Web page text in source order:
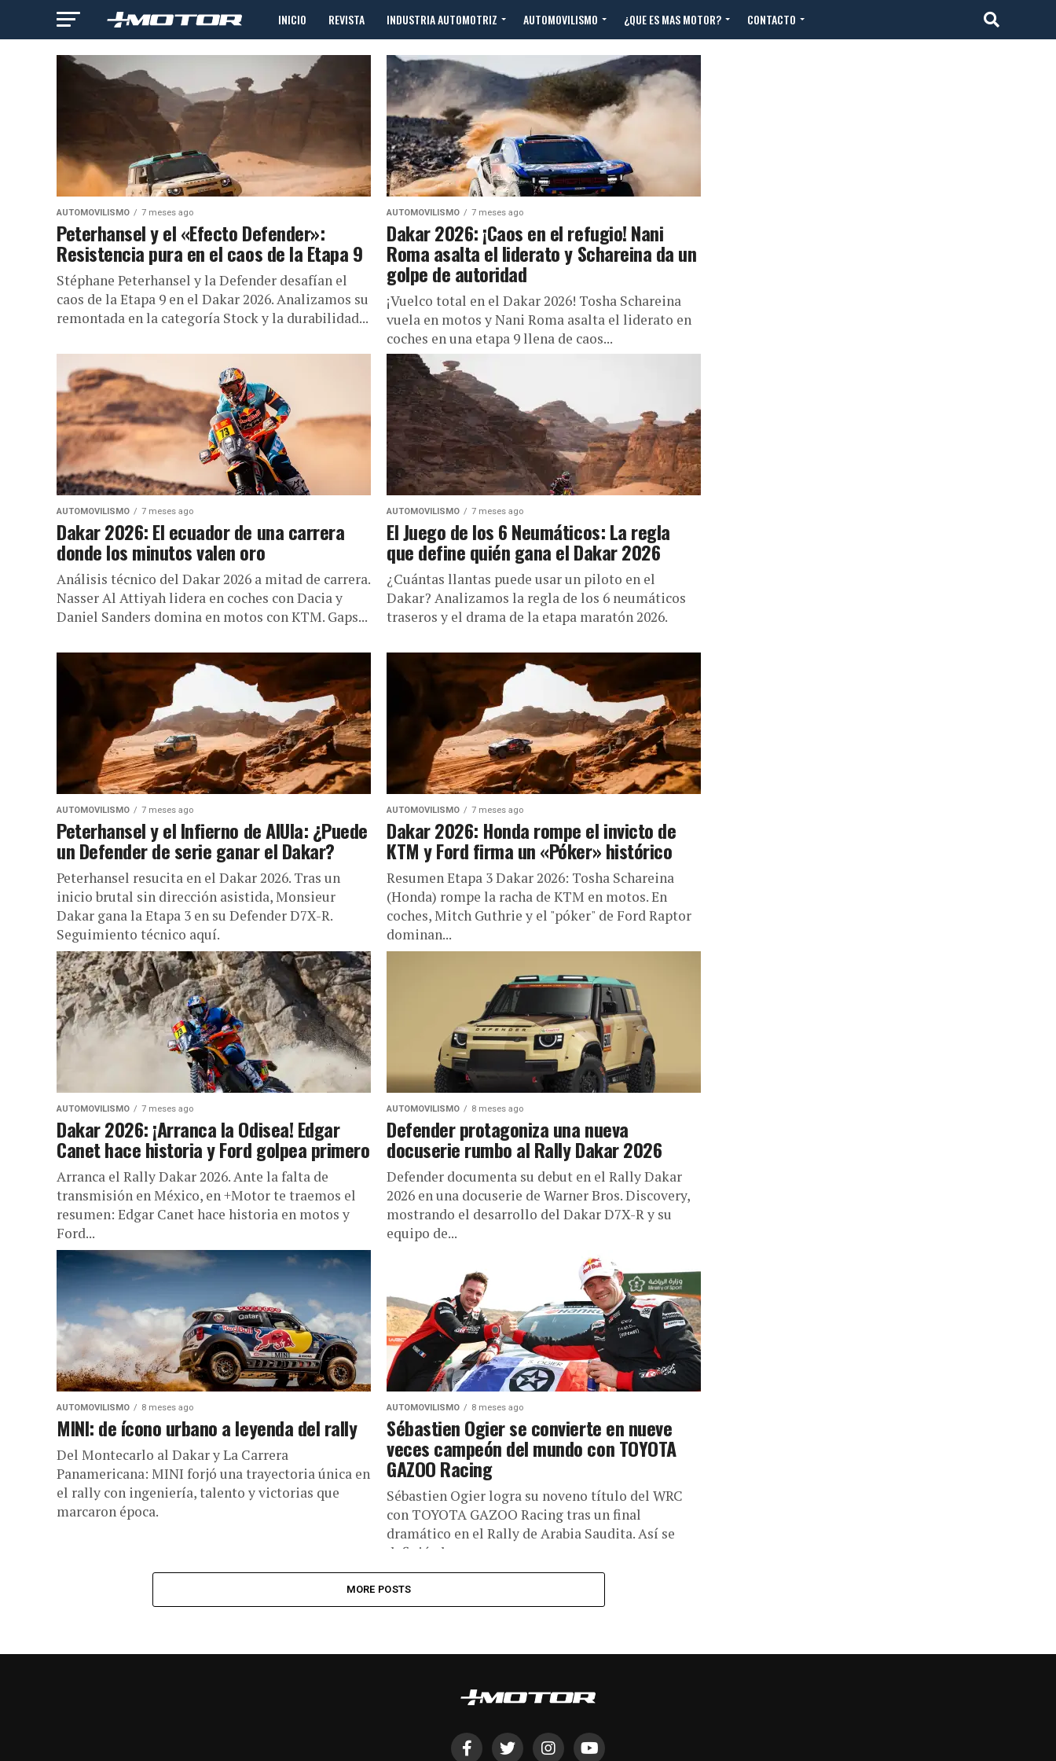
INICIO REVISTA INDUSTRIA AUTOMOTRIZ AUTOMOVILISMO ¿QUE ES MAS MOTOR? CONTACTO
AUTOMOVILISMO 7 meses ago
Peterhansel y el «Efecto Defender»:
Resistencia pura en el caos de la Etapa 9
Stéphane Peterhansel y la Defender desafían el
caos de la Etapa 9 en el Dakar 2026. Analizamos su
remontada en la categoría Stock y la durabilidad...
AUTOMOVILISMO 7 meses ago
Dakar 2026: ¡Caos en el refugio! Nani
Roma asalta el liderato y Schareina da un
golpe de autoridad
¡Vuelco total en el Dakar 2026! Tosha Schareina
vuela en motos y Nani Roma asalta el liderato en
coches en una etapa 9 llena de caos...
AUTOMOVILISMO 7 meses ago
Dakar 2026: El ecuador de una carrera
donde los minutos valen oro
Análisis técnico del Dakar 2026 a mitad de carrera.
Nasser Al Attiyah lidera en coches con Dacia y
Daniel Sanders domina en motos con KTM. Gaps...
AUTOMOVILISMO 7 meses ago
El Juego de los 6 Neumáticos: La regla
que define quién gana el Dakar 2026
¿Cuántas llantas puede usar un piloto en el
Dakar? Analizamos la regla de los 6 neumáticos
traseros y el drama de la etapa maratón 2026.
AUTOMOVILISMO 7 meses ago
Peterhansel y el Infierno de AlUla: ¿Puede
un Defender de serie ganar el Dakar?
Peterhansel resucita en el Dakar 2026. Tras un
inicio brutal sin dirección asistida, Monsieur
Dakar gana la Etapa 3 en su Defender D7X-R.
Seguimiento técnico aquí.
AUTOMOVILISMO 7 meses ago
Dakar 2026: Honda rompe el invicto de
KTM y Ford firma un «Póker» histórico
Resumen Etapa 3 Dakar 2026: Tosha Schareina
(Honda) rompe la racha de KTM en motos. En
coches, Mitch Guthrie y el "póker" de Ford Raptor
dominan...
AUTOMOVILISMO 7 meses ago
Dakar 2026: ¡Arranca la Odisea! Edgar
Canet hace historia y Ford golpea primero
Arranca el Rally Dakar 2026. Ante la falta de
transmisión en México, en +Motor te traemos el
resumen: Edgar Canet hace historia en motos y
Ford...
AUTOMOVILISMO 8 meses ago
Defender protagoniza una nueva
docuserie rumbo al Rally Dakar 2026
Defender documenta su debut en el Rally Dakar
2026 en una docuserie de Warner Bros. Discovery,
mostrando el desarrollo del Dakar D7X-R y su
equipo de...
AUTOMOVILISMO 8 meses ago
MINI: de ícono urbano a leyenda del rally
Del Montecarlo al Dakar y La Carrera
Panamericana: MINI forjó una trayectoria única en
el rally con ingeniería, talento y victorias que
marcaron época.
AUTOMOVILISMO 8 meses ago
Sébastien Ogier se convierte en nueve
veces campeón del mundo con TOYOTA
GAZOO Racing
Sébastien Ogier logra su noveno título del WRC
con TOYOTA GAZOO Racing tras un final
dramático en el Rally de Arabia Saudita. Así se
definió el...
MORE POSTS